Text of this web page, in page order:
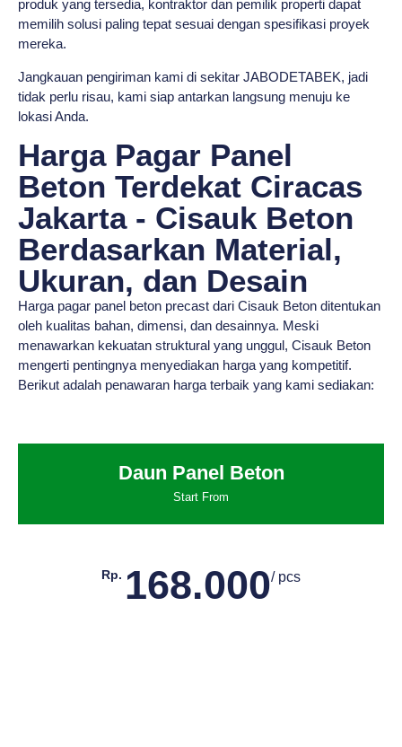
produk yang tersedia, kontraktor dan pemilik properti dapat
memilih solusi paling tepat sesuai dengan spesifikasi proyek
mereka.
Jangkauan pengiriman kami di sekitar JABODETABEK, jadi
tidak perlu risau, kami siap antarkan langsung menuju ke
lokasi Anda.
Harga Pagar Panel
Beton Terdekat Ciracas
Jakarta - Cisauk Beton
Berdasarkan Material,
Ukuran, dan Desain
Harga pagar panel beton precast dari Cisauk Beton ditentukan
oleh kualitas bahan, dimensi, dan desainnya. Meski
menawarkan kekuatan struktural yang unggul, Cisauk Beton
mengerti pentingnya menyediakan harga yang kompetitif.
Berikut adalah penawaran harga terbaik yang kami sediakan:
Daun Panel Beton
Start From
Rp. 168.000/ pcs